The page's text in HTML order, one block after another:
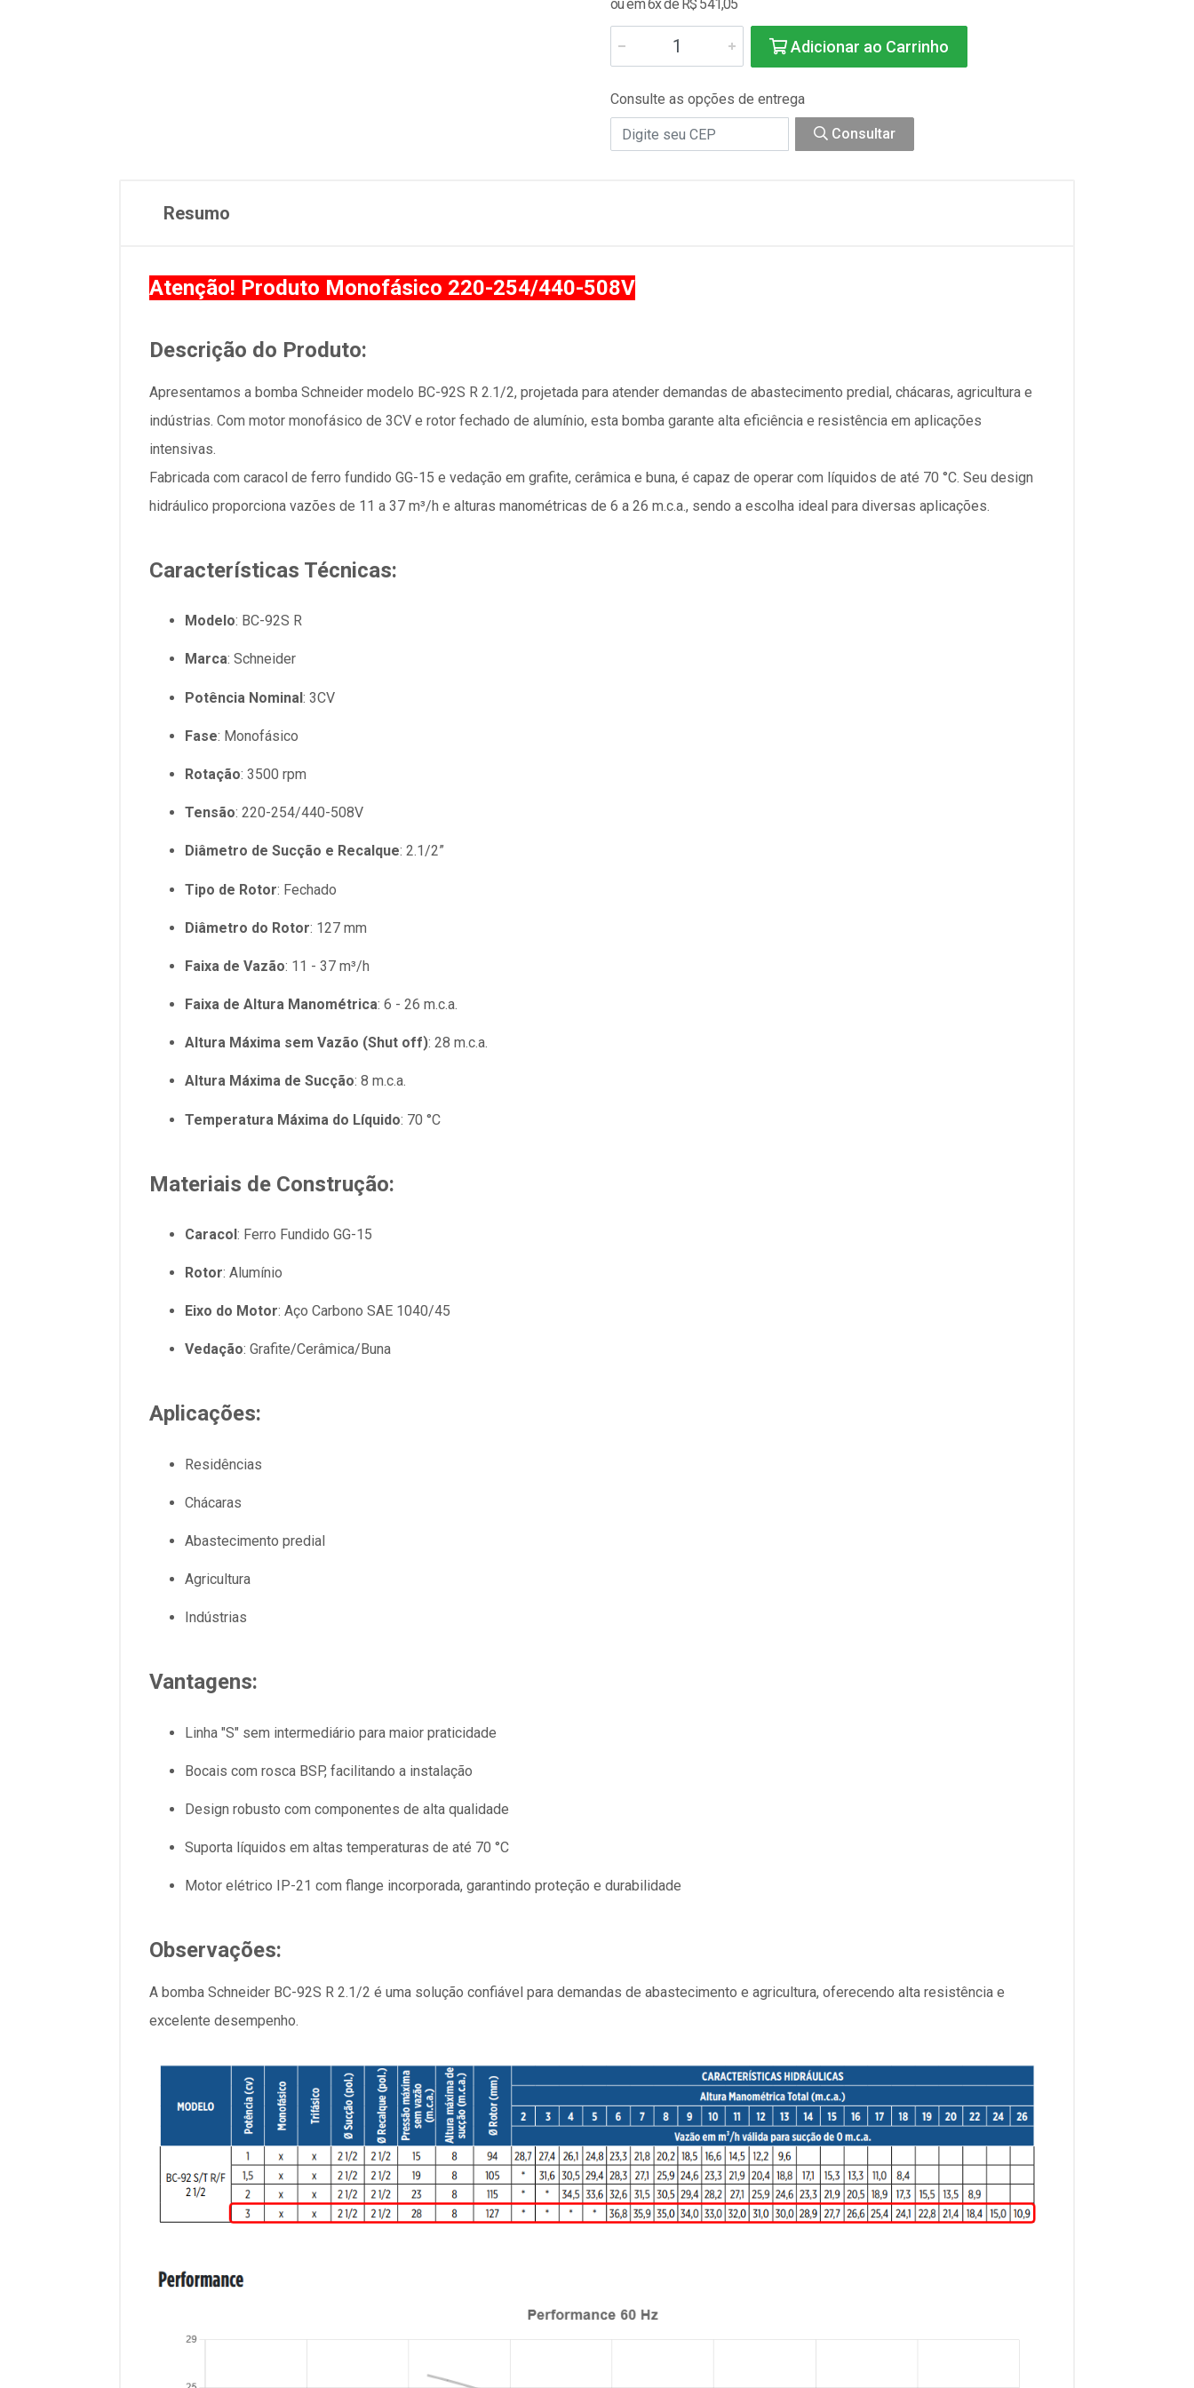
ou em 6x de R$ 541,05
Adicionar ao Carrinho
Consulte as opções de entrega
Consultar
Resumo
Atenção! Produto Monofásico 220-254/440-508V
Descrição do Produto:
Apresentamos a bomba Schneider modelo BC-92S R 2.1/2, projetada para atender demandas de abastecimento predial, chácaras, agricultura e
indústrias. Com motor monofásico de 3CV e rotor fechado de alumínio, esta bomba garante alta eficiência e resistência em aplicações
intensivas.
Fabricada com caracol de ferro fundido GG-15 e vedação em grafite, cerâmica e buna, é capaz de operar com líquidos de até 70 °C. Seu design
hidráulico proporciona vazões de 11 a 37 m³/h e alturas manométricas de 6 a 26 m.c.a., sendo a escolha ideal para diversas aplicações.
Características Técnicas:
Modelo: BC-92S R
Marca: Schneider
Potência Nominal: 3CV
Fase: Monofásico
Rotação: 3500 rpm
Tensão: 220-254/440-508V
Diâmetro de Sucção e Recalque: 2.1/2”
Tipo de Rotor: Fechado
Diâmetro do Rotor: 127 mm
Faixa de Vazão: 11 - 37 m³/h
Faixa de Altura Manométrica: 6 - 26 m.c.a.
Altura Máxima sem Vazão (Shut off): 28 m.c.a.
Altura Máxima de Sucção: 8 m.c.a.
Temperatura Máxima do Líquido: 70 °C
Materiais de Construção:
Caracol: Ferro Fundido GG-15
Rotor: Alumínio
Eixo do Motor: Aço Carbono SAE 1040/45
Vedação: Grafite/Cerâmica/Buna
Aplicações:
Residências
Chácaras
Abastecimento predial
Agricultura
Indústrias
Vantagens:
Linha "S" sem intermediário para maior praticidade
Bocais com rosca BSP, facilitando a instalação
Design robusto com componentes de alta qualidade
Suporta líquidos em altas temperaturas de até 70 °C
Motor elétrico IP-21 com flange incorporada, garantindo proteção e durabilidade
Observações:
A bomba Schneider BC-92S R 2.1/2 é uma solução confiável para demandas de abastecimento e agricultura, oferecendo alta resistência e
excelente desempenho.